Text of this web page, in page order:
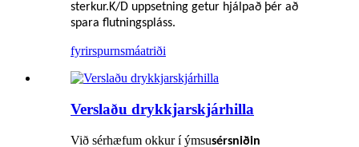
sterkur.K/D uppsetning getur hjálpað þér að
spara flutningspláss.
fyrirspurnsmáatriði
Verslaðu drykkjarskjárhilla
Við sérhæfum okkur í ýmsusérsniðin